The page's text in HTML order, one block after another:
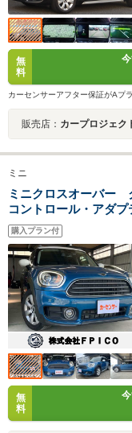
無
料
カーセンサーアフター保証がAプ
販売店： カープロジェク
ミニ
ミニクロスオーバー
コントロール・アダ
ープナーコンフォート
ケージ・ルーフレー
ックカメラ
購入プラン付
無
料